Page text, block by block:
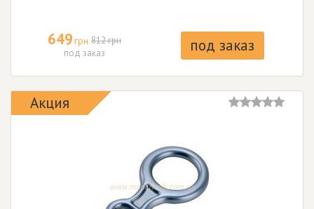
649грн 812 грн
под заказ
под заказ
Акция